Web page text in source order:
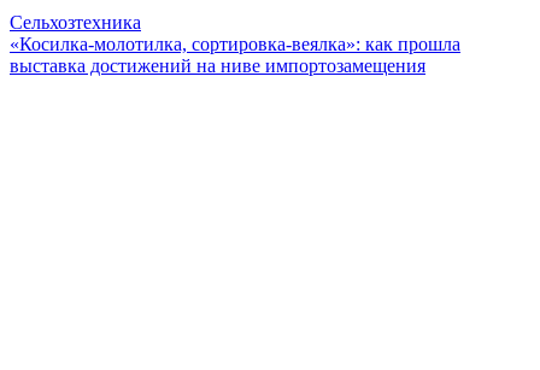
Сельхозтехника
«Косилка-молотилка, сортировка-веялка»: как прошла
выставка достижений на ниве импортозамещения